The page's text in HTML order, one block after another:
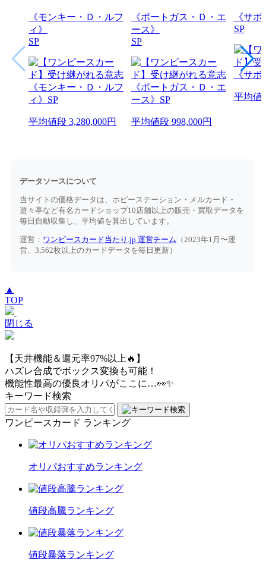
《モンキー・Ｄ・ルフ
ィ》
SP
平均値段 3,280,000円
《ポートガス・Ｄ・エ
ース》
SP
平均値段998,000円
《サボ
SP
平均値
データソースについて
当サイトの価格データは、ホビーステーション・メルカード・
遊々亭など有名カードショップ10店舗以上の販売・買取データを
毎日自動収集し、平均値を算出しています。
運営： ワンピースカード当たり.jp 運営チーム （2023年1月〜運
営、3,562枚以上のカードデータを毎日更新）
▲
TOP
閉じる
【天井機能＆還元率97%以上🔥】
ハズレ合成でボックス変換も可能！
機能性最高の優良オリパがここに…👀✨
キーワード検索
ワンピースカード ランキング
オリパおすすめランキング
値段高騰ランキング
値段暴落ランキング